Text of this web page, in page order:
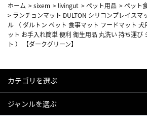
ホーム >sixem > livingut >ペット用品 >ペット
> ランチョンマット DULTON シリコンプレイスマ
ル （ ダルトン ペット 食事マット フードマット
ット お手入れ簡単 便利 衛生用品 丸洗い 持ち運び
ト ） 【ダークグリーン】
カテゴリを選ぶ
ジャンルを選ぶ